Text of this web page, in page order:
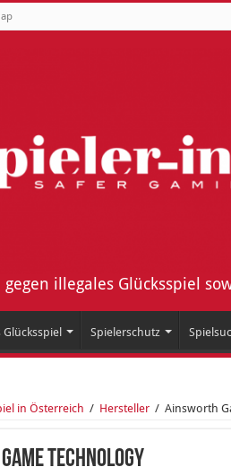
illegales Glücksspiel
Spielerschutz
in Österreich / Hersteller / Ainsworth
Technology